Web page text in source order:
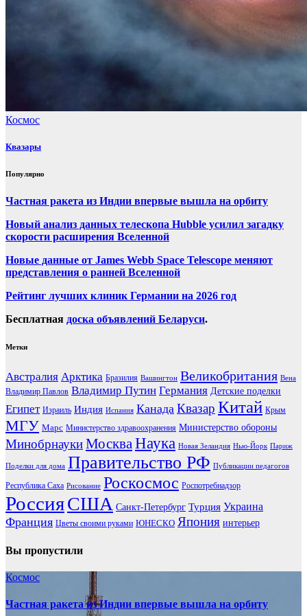
Космос
Квазары
Популярно
Частная ракета из Индии впервые вышла на орбиту
Новый анализ данных телескопа Hubble усилил загадку
скорости расширения Вселенной
Новые данные от James Webb Space Telescope меняют
представления о ранней Вселенной
Рейтинг лучших клиник Германии на 2026 год
Бесплатная доска объявлений Беларуси.
Метки
Австралия Арктика Бразилия Вашингтон Великобритания Вена
Владимир Павлов Владимир Путин Германия Детские поделки
Египет Израиль Индия Испания Канада Квазар Китай Крым
МГУ Марс Министерство здравоохранения Министерство обороны
МинобрнаукиМоскваНаука Новая Зеландия Нью-Йорк Париж
Поделки для дома Правительство РФ Публикации педагогов
Республика Саха Рисование Роскосмос Роспотребнадзор
РоссияСША Санкт-Петербург Турция Украина
Франция Цветы своими руками ЮНЕСКО Япония интерьер
Вы пропустили
Космос
Частная ракета из Индии впервые вышла на орбиту